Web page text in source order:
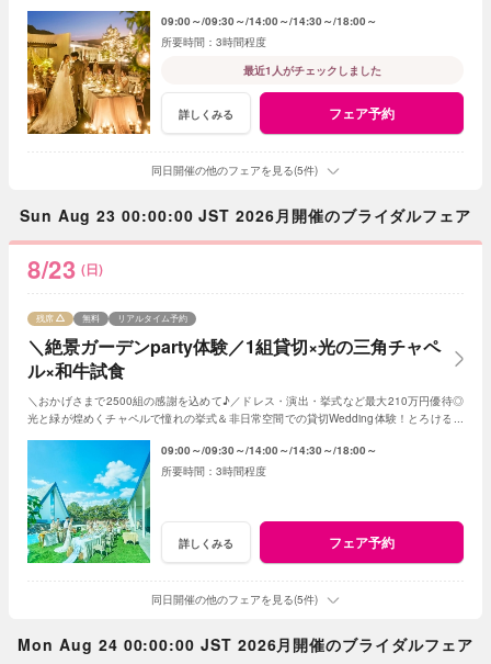
09:00～ 09:30～ 14:00～ 14:30～ 18:00～
3時間程度
最近1人がチェックしました
詳しくみる フェア予約
同日開催の他のフェアを見る(5件)
Sun Aug 23 00:00:00 JST 2026月開催のブライダルフェア
8/23 (日)
＼絶景ガーデンparty体験／1組貸切×光の三角チャペ
ル×和牛試食
残席 無料 リアルタイム予約
＼おかげさまで2500組の感謝を込めて♪／ドレス・演出・挙式など最大210万円優待◎
光と緑が煌めくチャペルで憧れの挙式＆非日常空間での貸切Wedding体験！とろける和
09:00～ 09:30～ 14:00～ 14:30～ 18:00～
3時間程度
詳しくみる フェア予約
同日開催の他のフェアを見る(5件)
Mon Aug 24 00:00:00 JST 2026月開催のブライダルフェア